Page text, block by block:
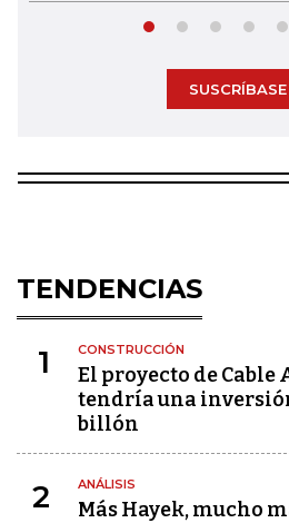
SUSCRÍBASE
TENDENCIAS
1 CONSTRUCCIÓN
El proyecto de Cable
tendría una
billón
2 ANÁLISIS
Más Hayek, mucho